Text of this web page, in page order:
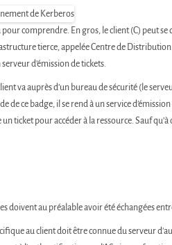
pour comprendre. En gros, le client (C) peut
tierce, appelée Centre de
d’émission de tickets.
va auprès d’un bureau de sécurité (le
de ce badge, il se rend à un service
ticket pour accéder à la ressource. Sauf
doivent au préalable avoir été échangées
au client doit être connue du serveur